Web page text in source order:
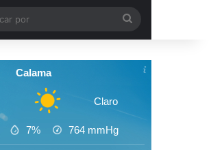
por
Calama
Claro
7% 764 mmHg